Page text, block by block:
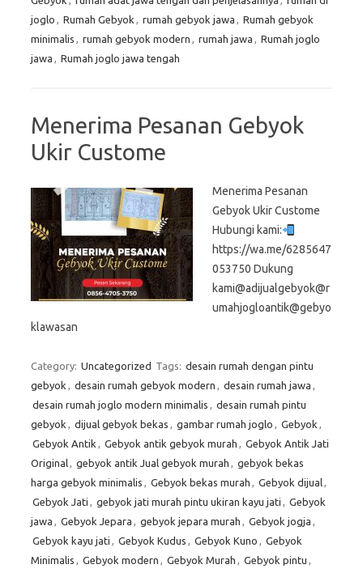
joglo , Rumah Gebyok , rumah gebyok jawa , Rumah gebyok
minimalis , rumah gebyok modern , rumah jawa , Rumah joglo
jawa , Rumah joglo jawa tengah
Menerima Pesanan Gebyok
Ukir Custome
Menerima Pesanan
Gebyok Ukir Custome
Hubungi kami:
https://wa.me/6285647
053750 Dukung
kami@adijualgebyok@r
umahjogloantik@gebyo
klawasan
Category: Uncategorized Tags: desain rumah dengan pintu
gebyok , desain rumah gebyok modern , desain rumah jawa ,
desain rumah joglo modern minimalis , desain rumah pintu
gebyok , dijual gebyok bekas , gambar rumah joglo , Gebyok ,
Gebyok Antik , Gebyok antik gebyok murah , Gebyok Antik Jati
Original, gebyok antik Jual gebyok murah , gebyok bekas
harga gebyok minimalis , Gebyok bekas murah , Gebyok dijual,
Gebyok Jati , gebyok jati murah pintu ukiran kayu jati , Gebyok
jawa , Gebyok Jepara , gebyok jepara murah , Gebyok jogja ,
Gebyok kayu jati , Gebyok Kudus , Gebyok Kuno , Gebyok
Minimalis , Gebyok modern , Gebyok Murah , Gebyok pintu ,